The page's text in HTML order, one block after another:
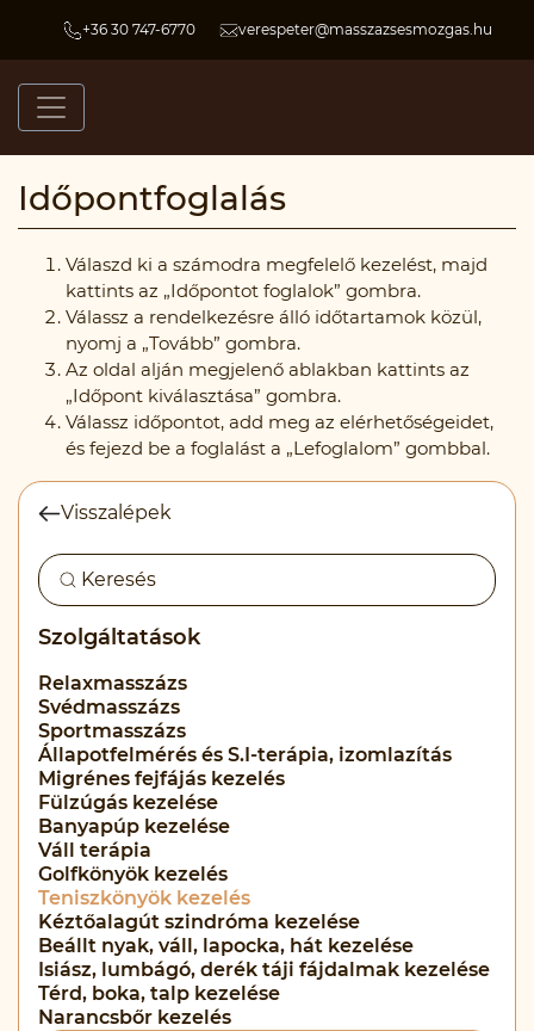
+36 30 747-6770 verespeter@masszazsesmozgas.hu
Időpontfoglalás
Válaszd ki a számodra megfelelő kezelést, majd
kattints az „Időpontot foglalok” gombra.
Válassz a rendelkezésre álló időtartamok közül,
nyomj a „Tovább” gombra.
Az oldal alján megjelenő ablakban kattints az
„Időpont kiválasztása” gombra.
Válassz időpontot, add meg az elérhetőségeidet,
és fejezd be a foglalást a „Lefoglalom” gombbal.
Visszalépek
Szolgáltatások
Relaxmasszázs
Svédmasszázs
Sportmasszázs
Állapotfelmérés és S.I-terápia, izomlazítás
Migrénes fejfájás kezelés
Fülzúgás kezelése
Banyapúp kezelése
Váll terápia
Golfkönyök kezelés
Teniszkönyök kezelés
Kéztőalagút szindróma kezelése
Beállt nyak, váll, lapocka, hát kezelése
Isiász, lumbágó, derék táji fájdalmak kezelése
Térd, boka, talp kezelése
Narancsbőr kezelés